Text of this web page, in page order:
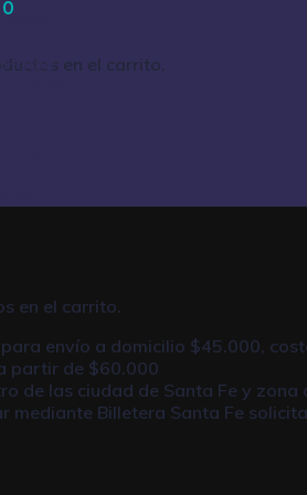
0
en el carrito.
en el carrito.
envío a domicilio $45.000,
partir de $60.000
de las ciudad de Santa Fe y zona
mediante Billetera Santa Fe
Hogar